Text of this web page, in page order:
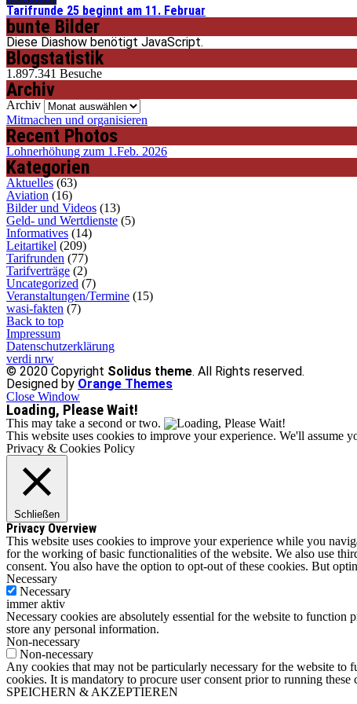
Tarifrunde 25 beginnt am 11. Februar
bunte Bilder
Diese Diashow benötigt JavaScript.
Blogstatistik
1.897.341 Besuche
Archiv
Archiv
Mitmachen und organisieren
Recent Photos
Lohnerhöhung zum 1.Feb. 2026
Kategorien
Aktuelles (63)
Aviation (16)
Bilder und Videos (13)
Geld- und Wertdienste (5)
Informatives (14)
Leitartikel (209)
Tarifrunden (77)
Tarifverträge (2)
Uncategorized (7)
Veranstaltungen/Termine (15)
wasi-fakten (7)
Back to top
Impressum
Datenschutzerklärung
verdi nrw
© 2020 Copyright Solidus theme. All Rights reserved.
Designed by Orange Themes
Close Window
Loading, Please Wait!
This may take a second or two.
This website uses cookies to improve your experience. We'll
Privacy & Cookies Policy
Schließen
Privacy Overview
This website uses cookies to improve your experience while you
for the working of basic functionalities of the website. We also use
consent. You also have the option to opt-out of these cookies. But
Necessary
Necessary
immer aktiv
Necessary cookies are absolutely essential for the website to
store any personal information.
Non-necessary
Non-necessary
Any cookies that may not be particularly necessary for the website to
cookies. It is mandatory to procure user consent prior to running these
SPEICHERN & AKZEPTIEREN